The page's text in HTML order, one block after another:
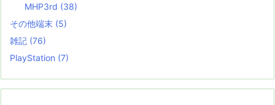
MHP3rd (38)
その他端末 (5)
雑記 (76)
PlayStation (7)